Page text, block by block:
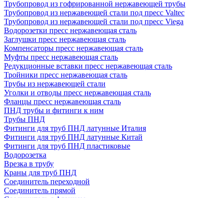
Трубопровод из гофрированной нержавеющей трубы
Трубопровод из нержавеющей стали под пресс Valtec
Трубопровод из нержавеющей стали под пресс Viega
Водорозетки пресс нержавеющая сталь
Заглушки пресс нержавеющая сталь
Компенсаторы пресс нержавеющая сталь
Муфты пресс нержавеющая сталь
Редукционные вставки пресс нержавеющая сталь
Тройники пресс нержавеющая сталь
Трубы из нержавеющей стали
Уголки и отводы пресс нержавеющая сталь
Фланцы пресс нержавеющая сталь
ПНД трубы и фитинги к ним
Трубы ПНД
Фитинги для труб ПНД латунные Италия
Фитинги для труб ПНД латунные Китай
Фитинги для труб ПНД пластиковые
Водорозетка
Врезка в трубу
Краны для труб ПНД
Соединитель переходной
Соединитель прямой